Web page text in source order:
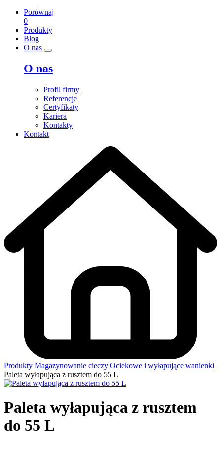
Porównaj
0
Produkty
Blog
O nas
O nas
Profil firmy
Referencje
Certyfikaty
Kariera
Kontakty
Kontakt
Produkty Magazynowanie cieczy Ociekowe i wyłapujące wanienki
Paleta wyłapująca z rusztem do 55 L
Paleta wyłapująca z rusztem
do 55 L